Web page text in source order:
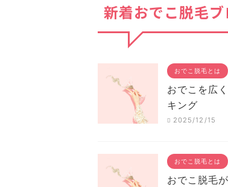
新着おでこ脱毛
おでこ脱毛とは
おでこを広
キング
2025/12/15
おでこ脱毛とは
おでこ脱毛